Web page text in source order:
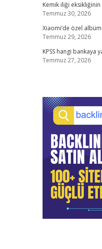
Kemik iliği
Temmuz 30, 2026
Xiaomi’de özel
Temmuz 29, 2026
KPSS hangi bankaya
Temmuz 27, 2026